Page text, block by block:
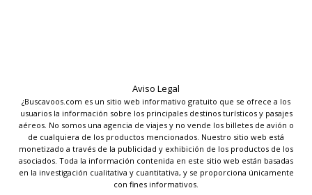
Aviso Legal
¿Buscavoos.com es un sitio web informativo gratuito que se ofrece a los
usuarios la información sobre los principales destinos turísticos y pasajes
aéreos. No somos una agencia de viajes y no vende los billetes de avión o
de cualquiera de los productos mencionados. Nuestro sitio web está
monetizado a través de la publicidad y exhibición de los productos de los
asociados. Toda la información contenida en este sitio web están basadas
en la investigación cualitativa y cuantitativa, y se proporciona únicamente
con fines informativos.